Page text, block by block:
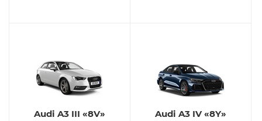
Audi A3 III «8V»
Audi A3 IV «8Y»